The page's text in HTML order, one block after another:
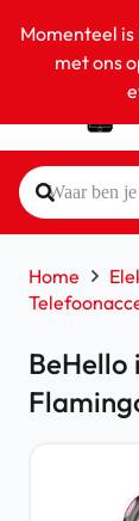
Momenteel
met ons
Home
BeHello